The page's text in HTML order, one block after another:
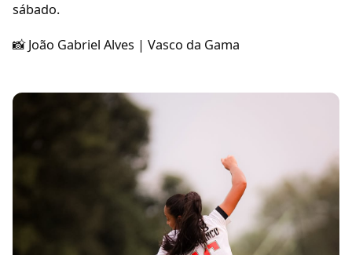
sábado.
📸 João Gabriel Alves | Vasco da Gama